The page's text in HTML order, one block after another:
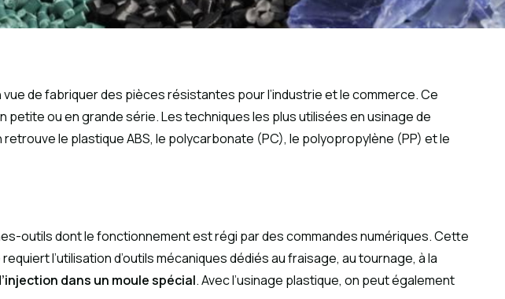
de fabriquer des pièces résistantes pour l’industrie et le commerce. Ce
ou en grande série. Les techniques les plus utilisées en usinage de
le plastique ABS, le polycarbonate (PC), le polyopropylène (PP) et le
outils dont le fonctionnement est régi par des commandes numériques. Cette
l’utilisation d’outils mécaniques dédiés au fraisage, au tournage, à la
dans un moule spécial. Avec l’usinage plastique, on peut également